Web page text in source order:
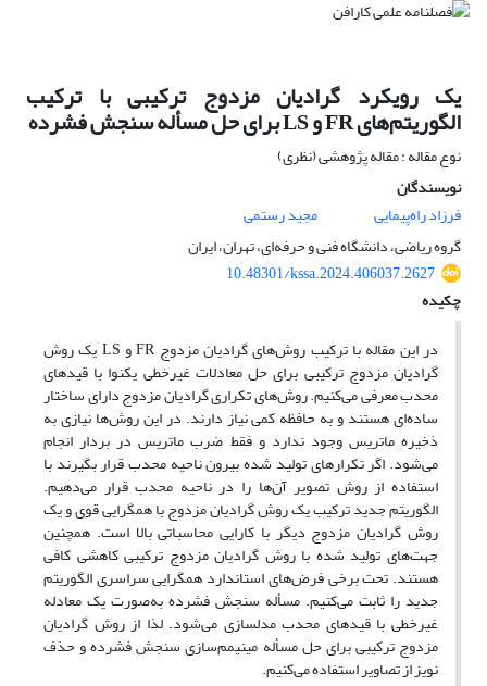
یک رویکرد گرادیان مزدوج ترکیبی با ترکیب
الگوریتم‌های FR و LS برای حل مسأله سنجش فشرده
نوع مقاله : مقاله پژوهشی (نظری)
نویسندگان
فرزاد راه‌پیمایی
مجید رستمی
گروه ریاضی، دانشگاه فنی و حرفه‌ای، تهران، ایران
10.48301/kssa.2024.406037.2627
چکیده
در این مقاله با ترکیب روش‌های گرادیان مزدوج FR و LS یک روش
گرادیان مزدوج ترکیبی برای حل معادلات غیرخطی یکنوا با قیدهای
محدب معرفی می‌کنیم. روش‌های تکراری گرادیان مزدوج دارای ساختار
ساده‌ای هستند و به حافظه کمی نیاز دارند. در این روش‌ها نیازی به
ذخیره ماتریس وجود ندارد و فقط ضرب ماتریس در بردار انجام
می‌شود. اگر تکرارهای تولید شده بیرون ناحیه محدب قرار بگیرند با
استفاده از روش تصویر آن‌ها را در ناحیه محدب قرار می‌دهیم.
الگوریتم جدید ترکیب یک روش گرادیان مزدوج با همگرایی قوی و یک
روش گرادیان مزدوج دیگر با کارایی محاسباتی بالا است. همچنین
جهت‌های تولید شده با روش گرادیان مزدوج ترکیبی کاهشی کافی
هستند. تحت برخی فرض‌های استاندارد همگرایی سراسری الگوریتم
جدید را ثابت می‌کنیم. مسأله سنجش فشرده به‌صورت یک معادله
غیرخطی با قیدهای محدب مدلسازی می‌شود. لذا از روش گرادیان
مزدوج ترکیبی برای حل مسأله مینیمم‌سازی سنجش فشرده و حذف
نویز از تصاویر استفاده می‌کنیم.